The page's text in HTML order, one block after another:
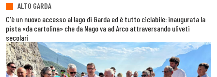
ALTO GARDA
C'è un nuovo accesso al lago di Garda ed è tutto ciclabile: inaugurata la
pista «da cartolina» che da Nago va ad Arco attraversando uliveti
secolari